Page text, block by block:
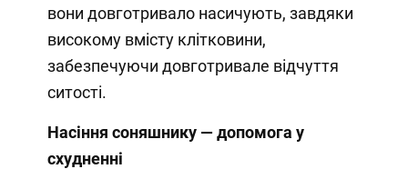
вони довготривало насичують, завдяки
високому вмісту клітковини,
забезпечуючи довготривале відчуття
ситості.
Насіння соняшнику — допомога у
схудненні